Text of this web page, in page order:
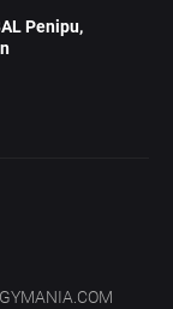
Penipu,